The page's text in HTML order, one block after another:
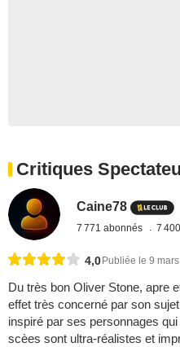
Critiques
Caine78
7 771 abonnés 7
4,0 Publiée le 9
Du très bon Oliver Stone, apre
effet très concerné par son
inspiré par ses personnages
scèes sont ultra-réalistes et